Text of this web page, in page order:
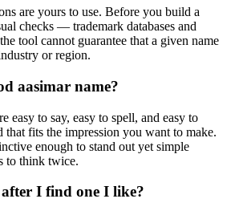
are yours to use. Before you build a
checks — trademark databases and
tool cannot guarantee that a given name
or region.
aasimar name?
easy to say, easy to spell, and easy to
that fits the impression you want to make.
enough to stand out yet simple
to think twice.
I find one I like?